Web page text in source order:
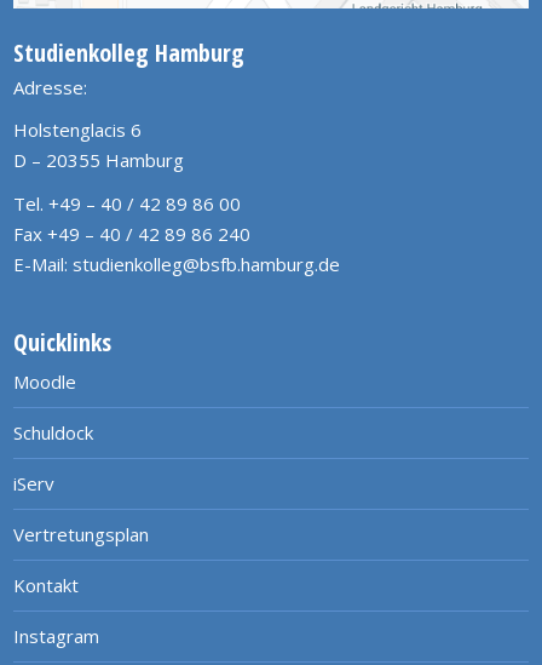
Studienkolleg Hamburg
Adresse:
Holstenglacis 6
D – 20355 Hamburg
Tel. +49 – 40 / 42 89 86 00
Fax +49 – 40 / 42 89 86 240
E-Mail: studienkolleg@bsfb.hamburg.de
Quicklinks
Moodle
Schuldock
iServ
Vertretungsplan
Kontakt
Instagram